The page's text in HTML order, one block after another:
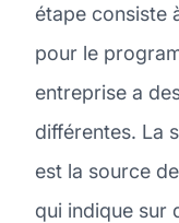
étape consiste
pour le
entreprise a
différentes. La
est la source
qui indique sur